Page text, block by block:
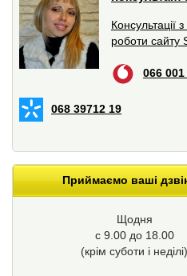
Консультації
роботи сайту
066
068 39712 19
Приймаємо ваші
Щодня
с 9.00 до 18.00
(крім суботи і неділі)